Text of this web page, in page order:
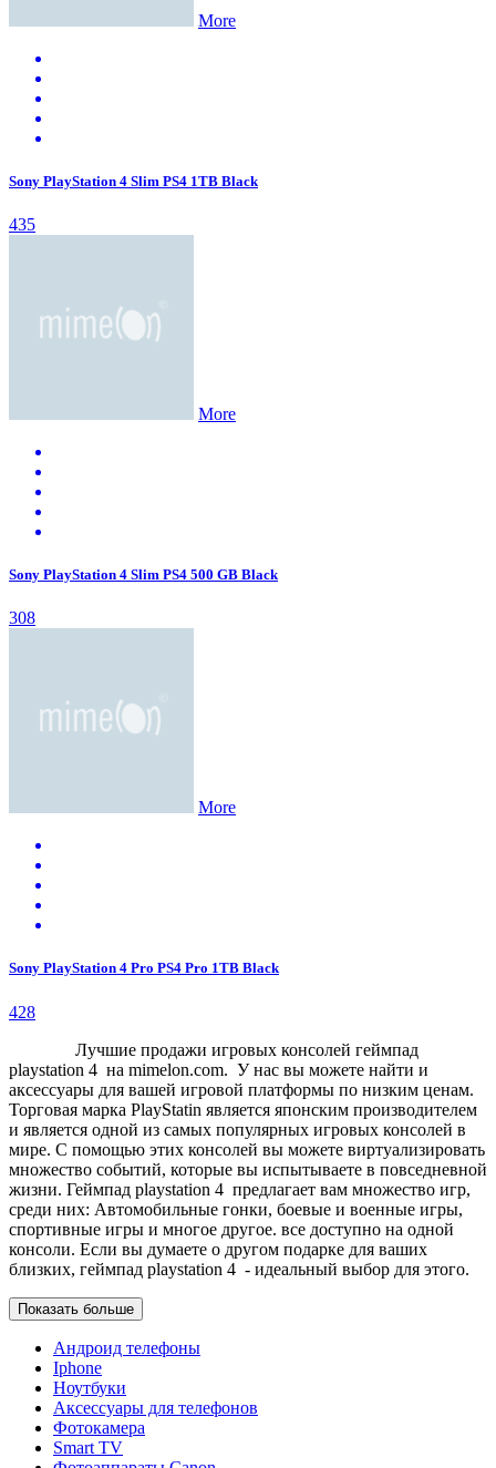
More
Sony PlayStation 4 Slim PS4 1TB Black
435
More
Sony PlayStation 4 Slim PS4 500 GB Black
308
More
Sony PlayStation 4 Pro PS4 Pro 1TB Black
428
Лучшие продажи игровых консолей геймпад
playstation 4 на mimelon.com. У нас вы можете найти и
аксессуары для вашей игровой платформы по низким ценам.
Торговая марка PlayStatin является японским производителем
и является одной из самых популярных игровых консолей в
мире. С помощью этих консолей вы можете виртуализировать
множество событий, которые вы испытываете в повседневной
жизни. Геймпад playstation 4 предлагает вам множество игр,
среди них: Автомобильные гонки, боевые и военные игры,
спортивные игры и многое другое. все доступно на одной
консоли. Если вы думаете о другом подарке для ваших
близких, геймпад playstation 4 - идеальный выбор для этого.
Показать больше
Aндроид телефоны
Iphone
Ноутбуки
Аксессуары для телефонов
Фотокамерa
Smart TV